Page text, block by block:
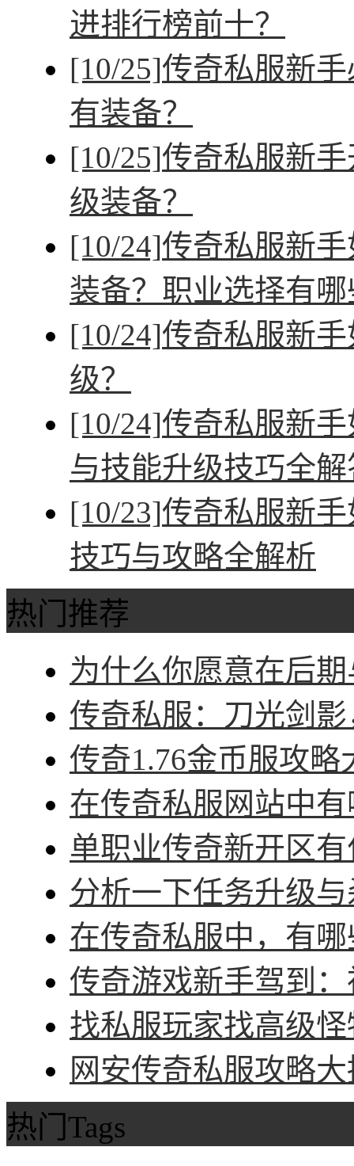
进排行榜前十？
[10/25]传奇私服新
有装备？
[10/25]传奇私服新
级装备？
[10/24]传奇私服新
装备？职业选择有
[10/24]传奇私服新
级？
[10/24]传奇私服新
与技能升级技巧全解
[10/23]传奇私服新
技巧与攻略全解析
热门推荐
为什么你愿意在后
传奇私服：刀光剑
传奇1.76金币服攻
在传奇私服网站中
单职业传奇新开区
分析一下任务升级
在传奇私服中，有
传奇游戏新手驾到
找私服玩家找高级
网安传奇私服攻略
热门Tags